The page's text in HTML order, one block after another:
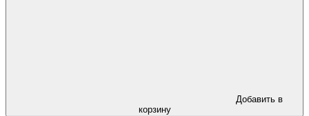
Добавить в
корзину